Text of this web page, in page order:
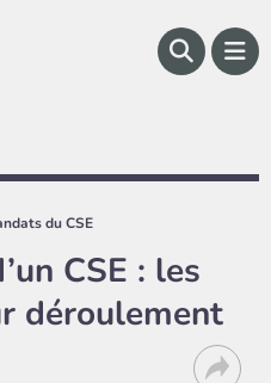
du CSE
CSE : les
déroulement